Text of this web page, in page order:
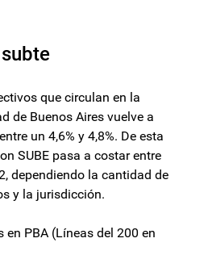
que circulan en la
de Buenos Aires vuelve a
un 4,6% y 4,8%. De esta
SUBE pasa a costar entre
dependiendo la cantidad de
y la jurisdicción.
en PBA (Líneas del 200 en